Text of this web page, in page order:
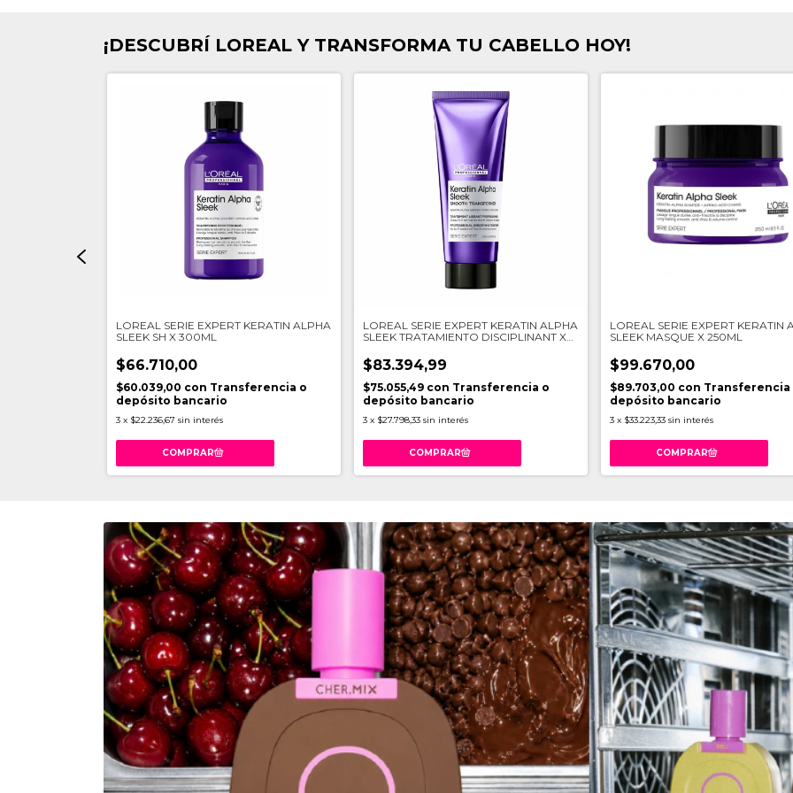
¡DESCUBRÍ LOREAL Y TRANSFORMA TU CABELLO HOY!
LOREAL SERIE EXPERT KERATIN ALPHA
SLEEK SH X 300ML
$66.710,00
$60.039,00 con Transferencia o
depósito bancario
3 x $22.236,67 sin interés
LOREAL SERIE EXPERT KERATIN ALPHA
SLEEK TRATAMIENTO DISCIPLINANT X
$83.394,99
$75.055,49 con Transferencia o
depósito bancario
3 x $27.798,33 sin interés
LOREAL SERIE EXPERT KERATIN
SLEEK MASQUE X 250ML
$99.670,00
$89.703,00 con Transferencia
depósito bancario
3 x $33.223,33 sin interés